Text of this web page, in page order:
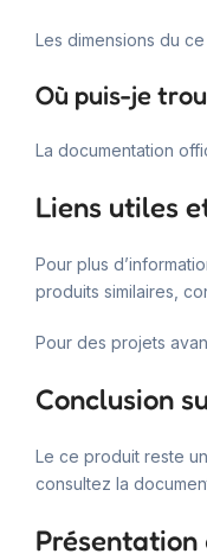
Les dimensions du
Où puis-je
La documentation
Liens utiles
Pour plus
produits similaires,
Pour des projets
Conclusion
Le ce produit reste
consultez la
Présentation